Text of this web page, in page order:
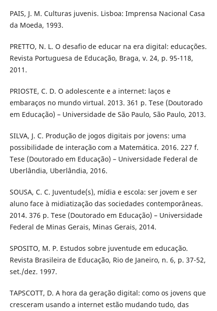
PAIS, J. M. Culturas juvenis. Lisboa: Imprensa Nacional Casa
da Moeda, 1993.
PRETTO, N. L. O desafio de educar na era digital: educações.
Revista Portuguesa de Educação, Braga, v. 24, p. 95-118,
2011.
PRIOSTE, C. D. O adolescente e a internet: laços e
embaraços no mundo virtual. 2013. 361 p. Tese (Doutorado
em Educação) – Universidade de São Paulo, São Paulo, 2013.
SILVA, J. C. Produção de jogos digitais por jovens: uma
possibilidade de interação com a Matemática. 2016. 227 f.
Tese (Doutorado em Educação) – Universidade Federal de
Uberlândia, Uberlândia, 2016.
SOUSA, C. C. Juventude(s), mídia e escola: ser jovem e ser
aluno face à midiatização das sociedades contemporâneas.
2014. 376 p. Tese (Doutorado em Educação) – Universidade
Federal de Minas Gerais, Minas Gerais, 2014.
SPOSITO, M. P. Estudos sobre juventude em educação.
Revista Brasileira de Educação, Rio de Janeiro, n. 6, p. 37-52,
set./dez. 1997.
TAPSCOTT, D. A hora da geração digital: como os jovens que
cresceram usando a internet estão mudando tudo, das